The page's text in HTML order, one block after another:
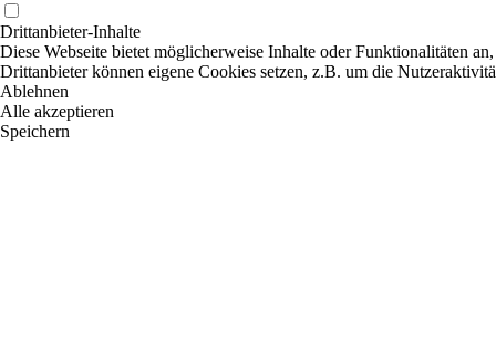
Drittanbieter-Inhalte
Diese Webseite bietet möglicherweise Inhalte oder Funktionalitäten
Drittanbieter können eigene Cookies setzen, z.B. um die
Ablehnen
Alle akzeptieren
Speichern